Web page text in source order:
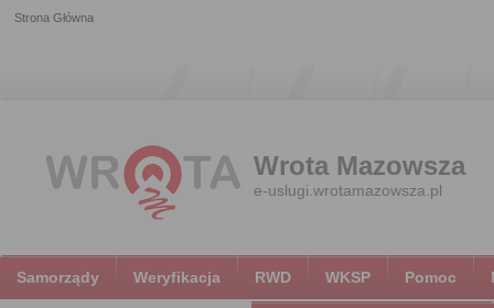
Strona Główna
Wrota Mazowsza
e-uslugi.wrotamazowsza.pl
Samorządy Weryfikacja RWD WKSP Pomoc